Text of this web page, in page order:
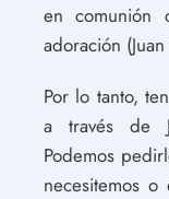
en comunión
adoración
Por lo tanto,
a través de
Podemos
necesitemos